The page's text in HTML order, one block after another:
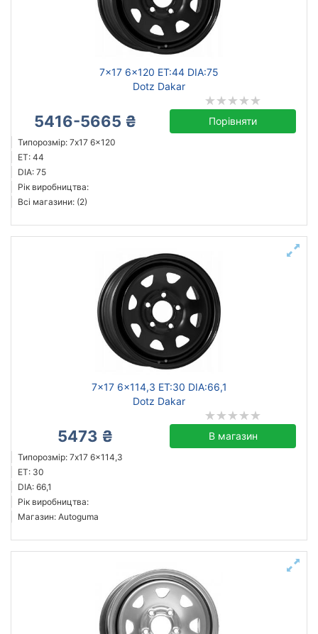
7x17 6x120 ET:44 DIA:75
Dotz Dakar
5416-5665 ₴ Порівняти
Типорозмір: 7x17 6x120
ET: 44
DIA: 75
Рік виробництва:
Всі магазини: (2)
7x17 6x114,3 ET:30 DIA:66,1
Dotz Dakar
5473 ₴ В магазин
Типорозмір: 7x17 6x114,3
ET: 30
DIA: 66,1
Рік виробництва:
Магазин: Autoguma